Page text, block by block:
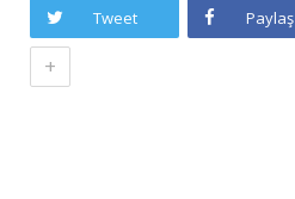
Tweet Paylaş
+